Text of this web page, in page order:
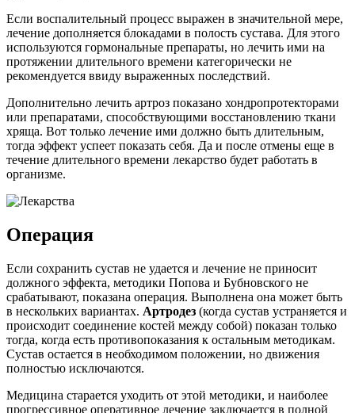
Если воспалительный процесс выражен в значительной мере,
лечение дополняется блокадами в полость сустава. Для этого
используются гормональные препараты, но лечить ими на
протяжении длительного времени категорически не
рекомендуется ввиду выраженных последствий.
Дополнительно лечить артроз показано хондропротекторами
или препаратами, способствующими восстановлению ткани
хряща. Вот только лечение ими должно быть длительным,
тогда эффект успеет показать себя. Да и после отмены еще в
течение длительного времени лекарство будет работать в
организме.
Операция
Если сохранить сустав не удается и лечение не приносит
должного эффекта, методики Попова и Бубновского не
срабатывают, показана операция. Выполнена она может быть
в нескольких вариантах. Артродез (когда сустав устраняется и
происходит соединение костей между собой) показан только
тогда, когда есть противопоказания к остальным методикам.
Сустав остается в необходимом положении, но движения
полностью исключаются.
Медицина старается уходить от этой методики, и наиболее
прогрессивное оперативное лечение заключается в полной